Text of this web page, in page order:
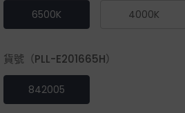
6500K 4000K
貨號（PLL-E201665H）
842005